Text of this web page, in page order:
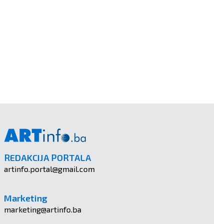
REDAKCIJA PORTALA
artinfo.portal@gmail.com
Marketing
marketing@artinfo.ba